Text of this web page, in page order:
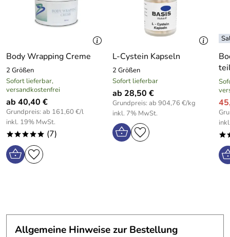
Body Wrapping Creme
2 Größen
Sofort lieferbar,
versandkostenfrei
ab 40,40 €
Grundpreis: ab 161,60 €/l
inkl. 19% MwSt.
***** (7)
L-Cystein Kapseln
2 Größen
Sofort lieferbar
ab 28,50 €
Grundpreis: ab 904,76 €/kg
inkl. 7% MwSt.
Allgemeine Hinweise zur Bestellung